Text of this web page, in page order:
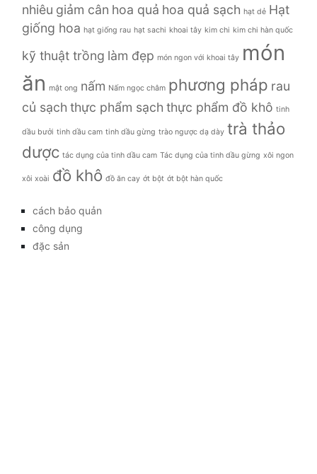
nhiêu giảm cân hoa quả hoa quả sạch hạt dẻ Hạt
giống hoa hạt giống rau hạt sachi khoai tây kim chi kim chi hàn quốc
kỹ thuật trồng làm đẹp món ngon với khoai tây món
ăn mật ong nấm Nấm ngọc châm phương pháp rau
củ sạch thực phẩm sạch thực phẩm đồ khô tinh
dầu bưởi tinh dầu cam tinh dầu gừng trào ngược dạ dày trà thảo
dược tác dụng của tinh dầu cam Tác dụng của tinh dầu gừng xôi ngon
xôi xoài đồ khô đồ ăn cay ớt bột ớt bột hàn quốc
cách bảo quản
công dụng
đặc sản